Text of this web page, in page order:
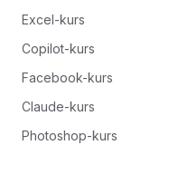
Excel-kurs
Copilot-kurs
Facebook-kurs
Claude-kurs
Photoshop-kurs